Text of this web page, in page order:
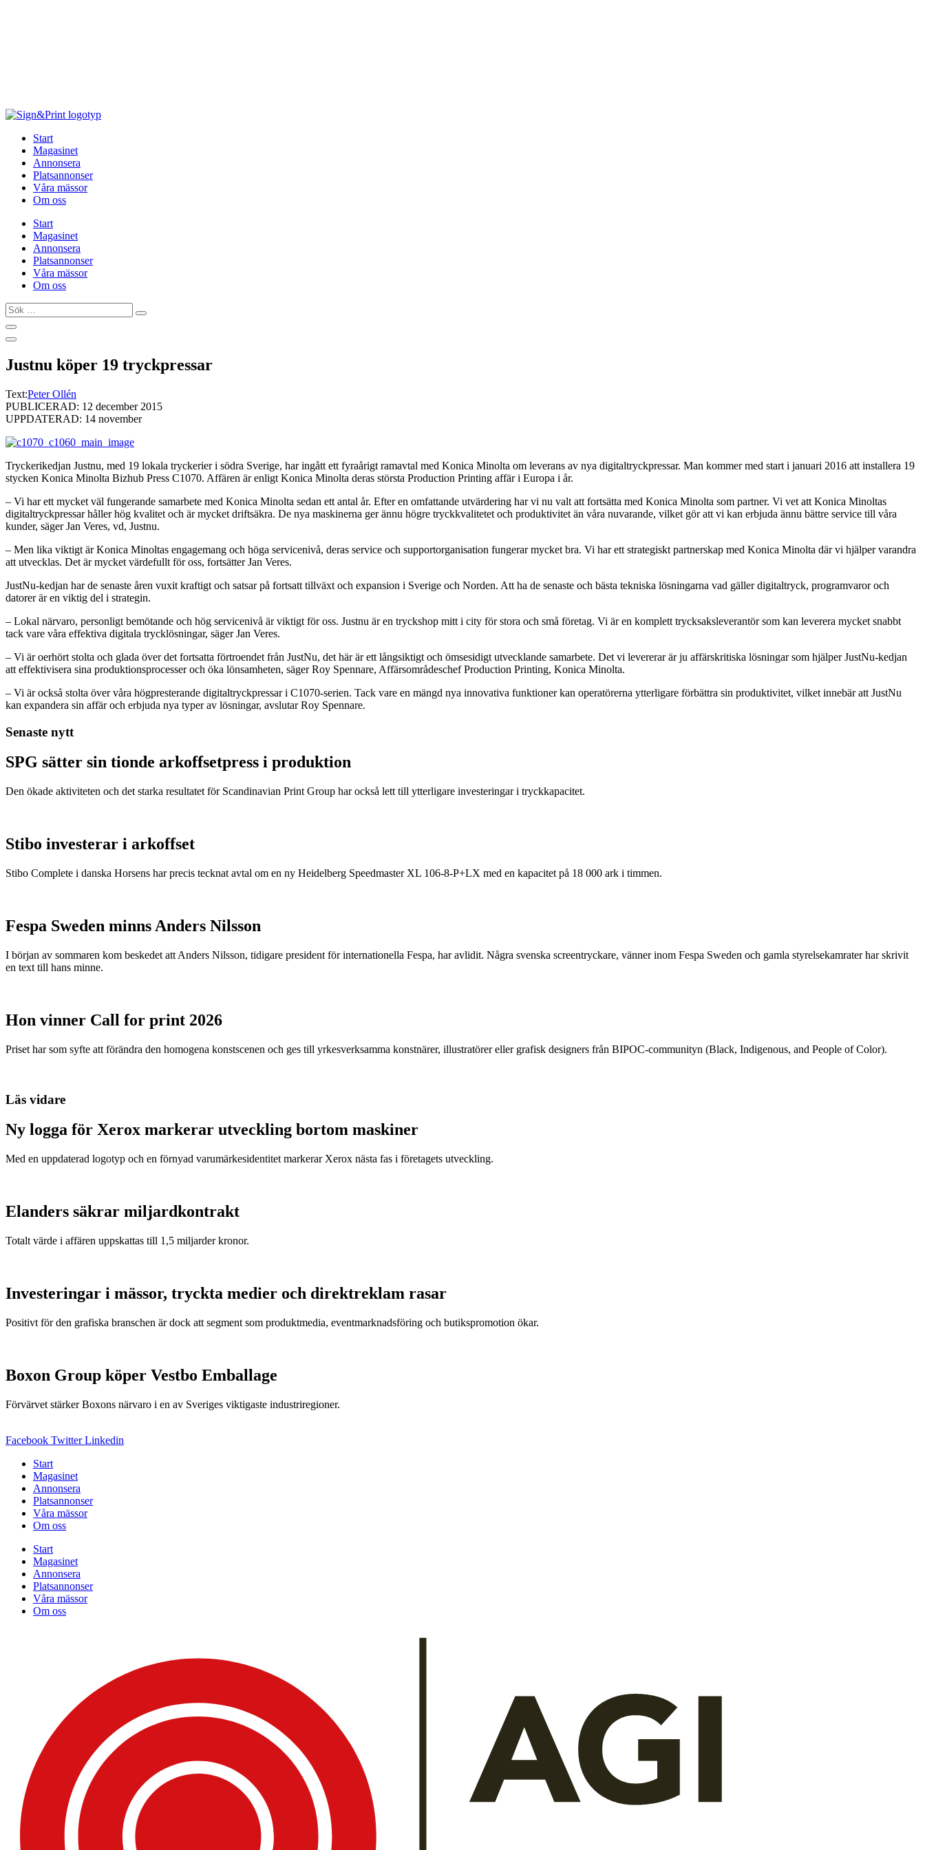
Start
Magasinet
Annonsera
Platsannonser
Våra mässor
Om oss
Start
Magasinet
Annonsera
Platsannonser
Våra mässor
Om oss
Sök
…
Justnu köper 19 tryckpressar
Text:Peter Ollén
PUBLICERAD: 12 december 2015
UPPDATERAD: 14 november
Tryckerikedjan Justnu, med 19 lokala tryckerier i södra Sverige, har ingått ett fyraårigt ramavtal med Konica Minolta om leverans av nya digitaltryckpressar. Man kommer med start i januari 2016 att installera 19
stycken Konica Minolta Bizhub Press C1070. Affären är enligt Konica Minolta deras största Production Printing affär i Europa i år.
– Vi har ett mycket väl fungerande samarbete med Konica Minolta sedan ett antal år. Efter en omfattande utvärdering har vi nu valt att fortsätta med Konica Minolta som partner. Vi vet att Konica Minoltas
digitaltryckpressar håller hög kvalitet och är mycket driftsäkra. De nya maskinerna ger ännu högre tryckkvalitetet och produktivitet än våra nuvarande, vilket gör att vi kan erbjuda ännu bättre service till våra
kunder, säger Jan Veres, vd, Justnu.
– Men lika viktigt är Konica Minoltas engagemang och höga servicenivå, deras service och supportorganisation fungerar mycket bra. Vi har ett strategiskt partnerskap med Konica Minolta där vi hjälper varandra
att utvecklas. Det är mycket värdefullt för oss, fortsätter Jan Veres.
JustNu-kedjan har de senaste åren vuxit kraftigt och satsar på fortsatt tillväxt och expansion i Sverige och Norden. Att ha de senaste och bästa tekniska lösningarna vad gäller digitaltryck, programvaror och
datorer är en viktig del i strategin.
– Lokal närvaro, personligt bemötande och hög servicenivå är viktigt för oss. Justnu är en tryckshop mitt i city för stora och små företag. Vi är en komplett trycksaksleverantör som kan leverera mycket snabbt
tack vare våra effektiva digitala trycklösningar, säger Jan Veres.
– Vi är oerhört stolta och glada över det fortsatta förtroendet från JustNu, det här är ett långsiktigt och ömsesidigt utvecklande samarbete. Det vi levererar är ju affärskritiska lösningar som hjälper JustNu-kedjan
att effektivisera sina produktionsprocesser och öka lönsamheten, säger Roy Spennare, Affärsområdeschef Production Printing, Konica Minolta.
– Vi är också stolta över våra högpresterande digitaltryckpressar i C1070-serien. Tack vare en mängd nya innovativa funktioner kan operatörerna ytterligare förbättra sin produktivitet, vilket innebär att JustNu
kan expandera sin affär och erbjuda nya typer av lösningar, avslutar Roy Spennare.
Senaste nytt
SPG sätter sin tionde arkoffsetpress i produktion
Den ökade aktiviteten och det starka resultatet för Scandinavian Print Group har också lett till ytterligare investeringar i tryckkapacitet.
Stibo investerar i arkoffset
Stibo Complete i danska Horsens har precis tecknat avtal om en ny Heidelberg Speedmaster XL 106-8-P+LX med en kapacitet på 18 000 ark i timmen.
Fespa Sweden minns Anders Nilsson
I början av sommaren kom beskedet att Anders Nilsson, tidigare president för internationella Fespa, har avlidit. Några svenska screentryckare, vänner inom Fespa Sweden och gamla styrelsekamrater har skrivit
en text till hans minne.
Hon vinner Call for print 2026
Priset har som syfte att förändra den homogena konstscenen och ges till yrkesverksamma konstnärer, illustratörer eller grafisk designers från BIPOC-communityn (Black, Indigenous, and People of Color).
Läs vidare
Ny logga för Xerox markerar utveckling bortom maskiner
Med en uppdaterad logotyp och en förnyad varumärkesidentitet markerar Xerox nästa fas i företagets utveckling.
Elanders säkrar miljardkontrakt
Totalt värde i affären uppskattas till 1,5 miljarder kronor.
Investeringar i mässor, tryckta medier och direktreklam rasar
Positivt för den grafiska branschen är dock att segment som produktmedia, eventmarknadsföring och butikspromotion ökar.
Boxon Group köper Vestbo Emballage
Förvärvet stärker Boxons närvaro i en av Sveriges viktigaste industriregioner.
Facebook Twitter Linkedin
Start
Magasinet
Annonsera
Platsannonser
Våra mässor
Om oss
Start
Magasinet
Annonsera
Platsannonser
Våra mässor
Om oss